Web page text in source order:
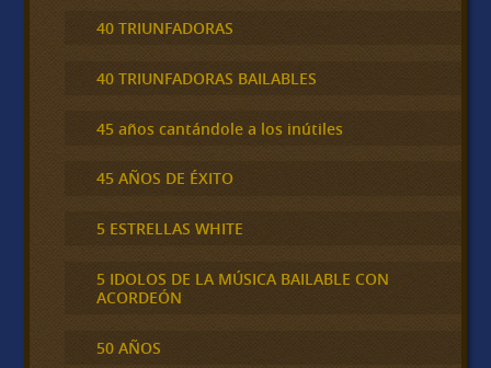
40 TRIUNFADORAS
40 TRIUNFADORAS BAILABLES
45 años cantándole a los inútiles
45 AÑOS DE ÉXITO
5 ESTRELLAS WHITE
5 IDOLOS DE LA MÚSICA BAILABLE CON
ACORDEÓN
50 AÑOS